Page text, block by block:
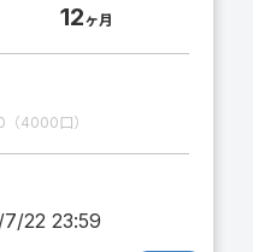
12ヶ月
4000口）
22 23:59